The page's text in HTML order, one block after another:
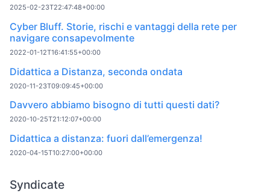
2025-02-23T22:47:48+00:00
Cyber Bluff. Storie, rischi e vantaggi della rete per
navigare consapevolmente
2022-01-12T16:41:55+00:00
Didattica a Distanza, seconda ondata
2020-11-23T09:09:45+00:00
Davvero abbiamo bisogno di tutti questi dati?
2020-10-25T21:12:07+00:00
Didattica a distanza: fuori dall’emergenza!
2020-04-15T10:27:00+00:00
Syndicate